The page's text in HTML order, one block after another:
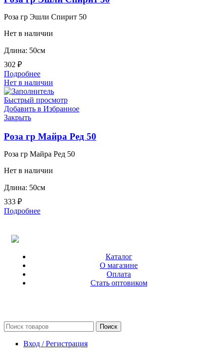
Роза гр Эшли Спирит 50
Нет в наличии
Длина: 50см
302 ₽
Подробнее
Нет в наличии
Быстрый просмотр
Добавить в Избранное
Закрыть
Роза гр Майра Ред 50
Роза гр Майра Ред 50
Нет в наличии
Длина: 50см
333 ₽
Подробнее
Каталог
О магазине
Оплата
Стать оптовиком
Поиск
Вход / Регистрация